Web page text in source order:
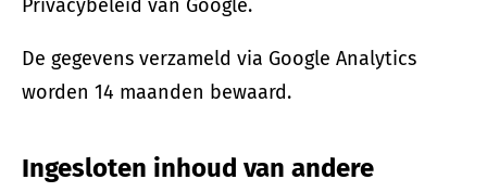
Privacybeleid van Google.
De gegevens verzameld via Google Analytics
worden 14 maanden bewaard.
Ingesloten inhoud van andere